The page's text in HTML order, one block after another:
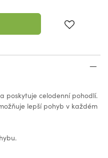
poskytuje celodenní pohodlí.
lepší pohyb v každém